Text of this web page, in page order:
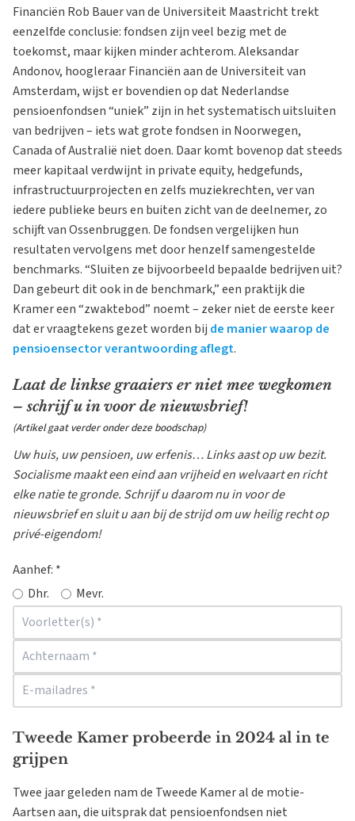
Financiën Rob Bauer van de Universiteit Maastricht trekt
eenzelfde conclusie: fondsen zijn veel bezig met de
toekomst, maar kijken minder achterom. Aleksandar
Andonov, hoogleraar Financiën aan de Universiteit van
Amsterdam, wijst er bovendien op dat Nederlandse
pensioenfondsen “uniek” zijn in het systematisch uitsluiten
van bedrijven – iets wat grote fondsen in Noorwegen,
Canada of Australië niet doen. Daar komt bovenop dat steeds
meer kapitaal verdwijnt in private equity, hedgefunds,
infrastructuurprojecten en zelfs muziekrechten, ver van
iedere publieke beurs en buiten zicht van de deelnemer, zo
schijft van Ossenbruggen. De fondsen vergelijken hun
resultaten vervolgens met door henzelf samengestelde
benchmarks. “Sluiten ze bijvoorbeeld bepaalde bedrijven uit?
Dan gebeurt dit ook in de benchmark,” een praktijk die
Kramer een “zwaktebod” noemt – zeker niet de eerste keer
dat er vraagtekens gezet worden bij de manier waarop de
pensioensector verantwoording aflegt.
Laat de linkse graaiers er niet mee wegkomen
– schrijf u in voor de nieuwsbrief!
(Artikel gaat verder onder deze boodschap)
Uw huis, uw pensioen, uw erfenis… Links aast op uw bezit.
Socialisme maakt een eind aan vrijheid en welvaart en richt
elke natie te gronde. Schrijf u daarom nu in voor de
nieuwsbrief en sluit u aan bij de strijd om uw heilig recht op
privé-eigendom!
Aanhef: *
Dhr.
Mevr.
Tweede Kamer probeerde in 2024 al in te
grijpen
Twee jaar geleden nam de Tweede Kamer al de motie-
Aartsen aan, die uitsprak dat pensioenfondsen niet